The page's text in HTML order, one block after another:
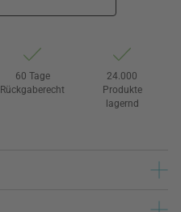
60 Tage
Rückgaberecht
24.000
Produkte
lagernd